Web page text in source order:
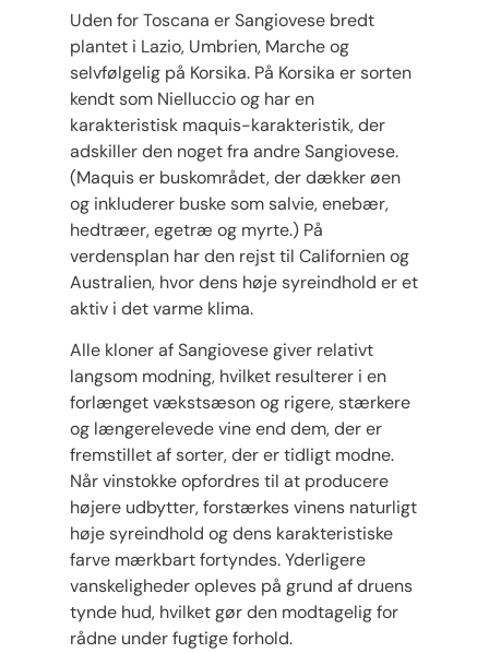
Uden for Toscana er Sangiovese bredt
plantet i Lazio, Umbrien, Marche og
selvfølgelig på Korsika. På Korsika er sorten
kendt som Nielluccio og har en
karakteristisk maquis-karakteristik, der
adskiller den noget fra andre Sangiovese.
(Maquis er buskområdet, der dækker øen
og inkluderer buske som salvie, enebær,
hedtræer, egetræ og myrte.) På
verdensplan har den rejst til Californien og
Australien, hvor dens høje syreindhold er et
aktiv i det varme klima.
Alle kloner af Sangiovese giver relativt
langsom modning, hvilket resulterer i en
forlænget vækstsæson og rigere, stærkere
og længerelevede vine end dem, der er
fremstillet af sorter, der er tidligt modne.
Når vinstokke opfordres til at producere
højere udbytter, forstærkes vinens naturligt
høje syreindhold og dens karakteristiske
farve mærkbart fortyndes. Yderligere
vanskeligheder opleves på grund af druens
tynde hud, hvilket gør den modtagelig for
rådne under fugtige forhold.